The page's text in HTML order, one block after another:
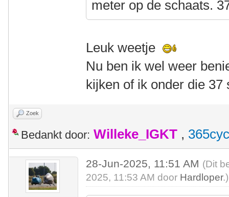
meter op de schaats.
Leuk weetje
Nu ben ik wel weer
kijken of ik onder die 37
Zoek
Bedankt door: Willeke_IGKT ,
28-Jun-2025, 11:51 AM (Dit
2025, 11:53 AM door Hardloper.)